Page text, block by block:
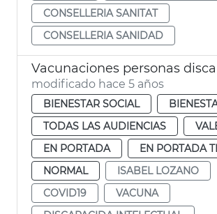
CONSELLERIA SANITAT
CONSELLERIA SANIDAD
modificado hace 5 años
BIENESTAR SOCIAL
TODAS LAS AUDIENCIAS
EN PORTADA
EN PORTADA
NORMAL
ISABEL LOZANO
COVID19
VACUNA